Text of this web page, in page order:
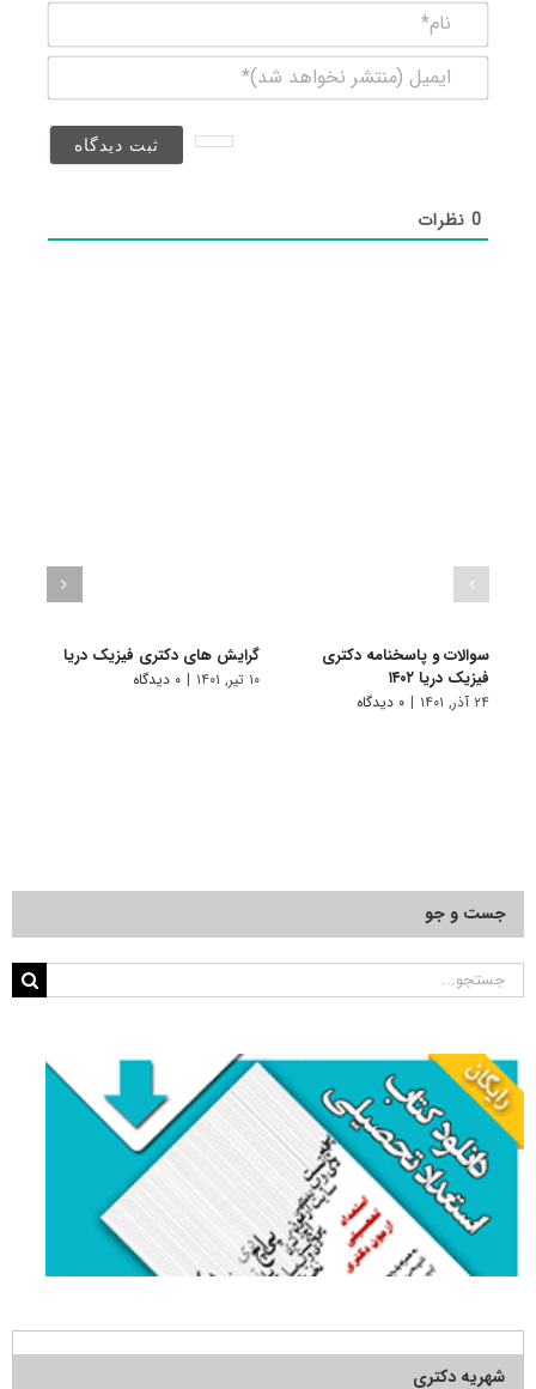
(منتشر
0نظرات
سوالات و پاسخنامه دکتری
فیزیک دریا ۱۴۰۲
۲۴ آذر, ۱۴۰۱ | ۰ دیدگاه
گرایش های دکتری ﻓﻴﺰیک درﻳﺎ
۱۰ تیر, ۱۴۰۱ | ۰ دیدگاه
جست و جو
جستجو
شهریه دکتری